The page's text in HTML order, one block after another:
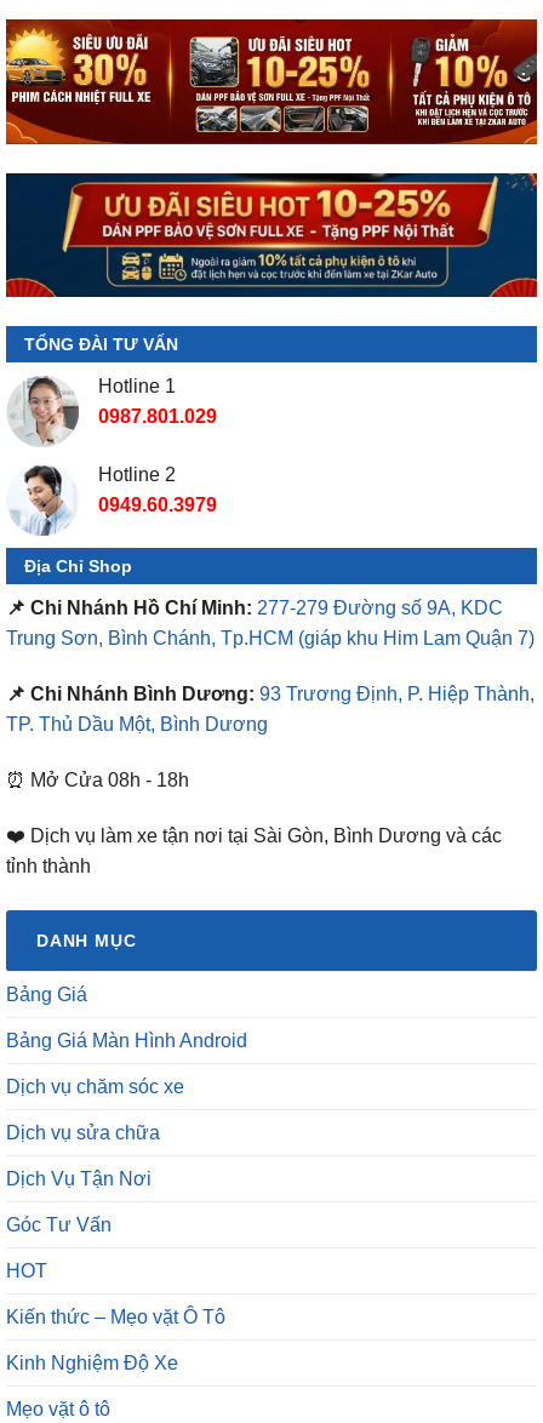
TỔNG ĐÀI TƯ VẤN
Hotline 1
0987.801.029
Hotline 2
0949.60.3979
Địa Chỉ Shop
📌 Chi Nhánh Hồ Chí Minh: 277-279 Đường số 9A, KDC
Trung Sơn, Bình Chánh, Tp.HCM (giáp khu Him Lam Quận 7)
📌 Chi Nhánh Bình Dương: 93 Trương Định, P. Hiệp Thành,
TP. Thủ Dầu Một, Bình Dương
⏰ Mở Cửa 08h - 18h
❤️ Dịch vụ làm xe tận nơi tại Sài Gòn, Bình Dương và các
tỉnh thành
DANH MỤC
Bảng Giá
Bảng Giá Màn Hình Android
Dịch vụ chăm sóc xe
Dịch vụ sửa chữa
Dịch Vụ Tận Nơi
Góc Tư Vấn
HOT
Kiến thức – Mẹo vặt Ô Tô
Kinh Nghiệm Độ Xe
Mẹo vặt ô tô